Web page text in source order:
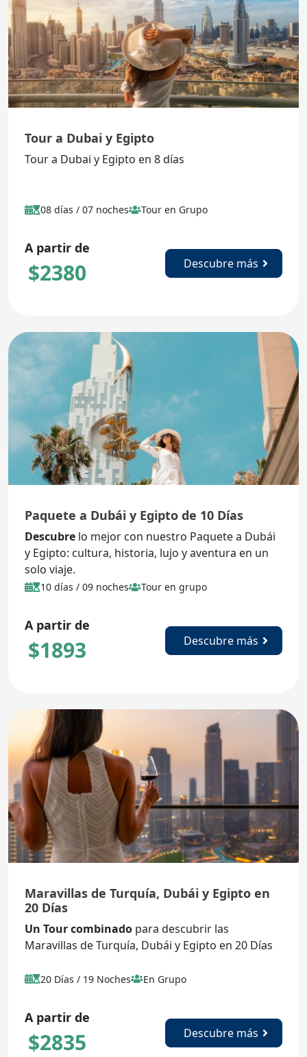
Tour a Dubai y Egipto
Tour a Dubai y Egipto en 8 días
08 días / 07 noches Tour en Grupo
A partir de
$2380 Descubre más
Paquete a Dubái y Egipto de 10 Días
Descubre lo mejor con nuestro Paquete a Dubái
y Egipto: cultura, historia, lujo y aventura en un
solo viaje.
10 días / 09 noches Tour en grupo
A partir de
$1893 Descubre más
Maravillas de Turquía, Dubái y Egipto en
20 Días
Un Tour combinado para descubrir las
Maravillas de Turquía, Dubái y Egipto en 20 Días
20 Días / 19 Noches En Grupo
A partir de
$2835 Descubre más